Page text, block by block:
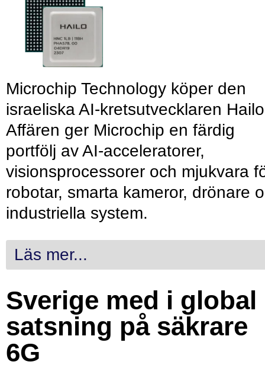
Microchip Technology köper den
israeliska AI-kretsutvecklaren
Affären ger Microchip en färdig
portfölj av AI-acceleratorer,
visionsprocessorer och mjukvara
robotar, smarta kameror, drönare
industriella system.
Läs mer...
Sverige med i global
satsning på säkrare
6G